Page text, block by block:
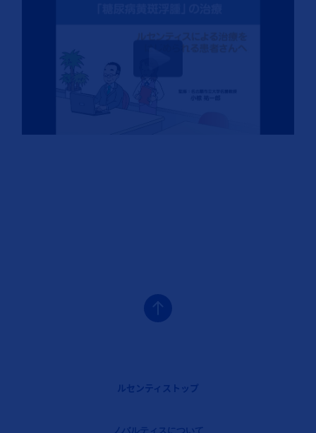
ルセンティストップ
Legal [Footer Second]